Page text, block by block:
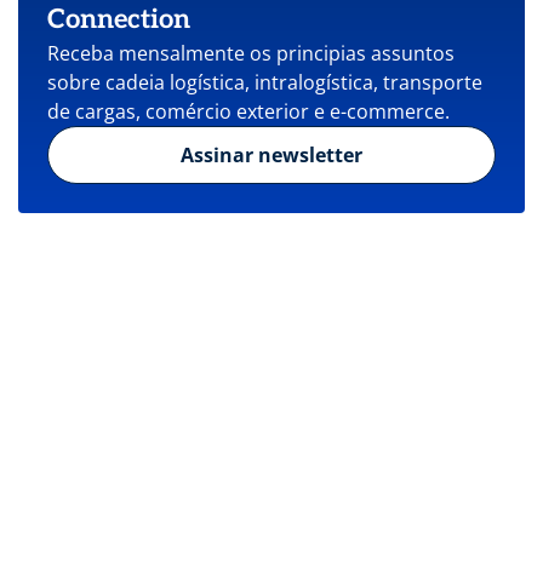
Connection
Receba mensalmente os principias assuntos
sobre cadeia logística, intralogística, transporte
de cargas, comércio exterior e e-commerce.
Assinar newsletter